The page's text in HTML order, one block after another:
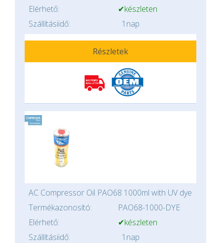
Elérhető:
✔készleten
Szállításiidő:
1nap
Részletek
AC Compressor Oil PAO68 1000ml with UV dye
Termékazonosító:
PAO68-1000-DYE
Elérhető:
✔készleten
Szállításiidő:
1nap